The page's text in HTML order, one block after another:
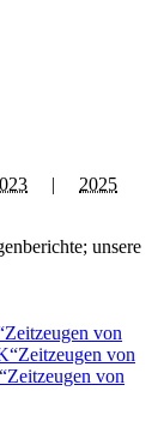
| 2025
unsere
Zeitzeugen von
Zeitzeugen von
Zeitzeugen von